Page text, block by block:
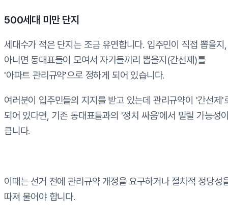
500세대 미만 단지
세대수가 적은 단지는 조금 유연합니다. 입주민이 직접 뽑을지,
아니면 동대표들이 모여서 자기들끼리 뽑을지(간선제)를
'아파트 관리규약'으로 정하게 되어 있습니다.
여러분이 입주민들의 지지를 받고 있는데 관리규약이 '간선제'
되어 있다면, 기존 동대표들과의 '정치 싸움'에서 밀릴 가능성
큽니다.
이때는 선거 전에 관리규약 개정을 요구하거나 절차적 정당성
따져 물어야 합니다.